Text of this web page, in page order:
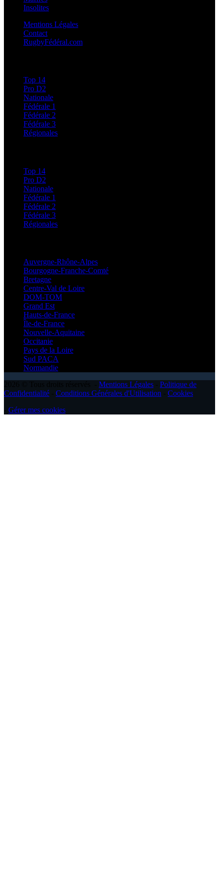
Insolites
Mentions Légales
Contact
RugbyFédéral.com
Top 14
Pro D2
Nationale
Fédérale 1
Fédérale 2
Fédérale 3
Régionales
Top 14
Pro D2
Nationale
Fédérale 1
Fédérale 2
Fédérale 3
Régionales
Auvergne-Rhône-Alpes
Bourgogne-Franche-Comté
Bretagne
Centre-Val de Loire
DOM-TOM
Grand Est
Hauts-de-France
Île-de-France
Nouvelle-Aquitaine
Occitanie
Pays de la Loire
Sud PACA
Normandie
Mentions Légales
Politique de
Confidentialité
Conditions Générales d'Utilisation
Cookies
Gérer mes cookies